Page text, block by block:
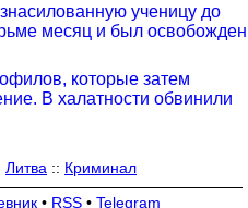
ученицу до
месяц и был освобожден
которые затем
В халатности обвинили
Литва :: Криминал
• RSS • Telegram